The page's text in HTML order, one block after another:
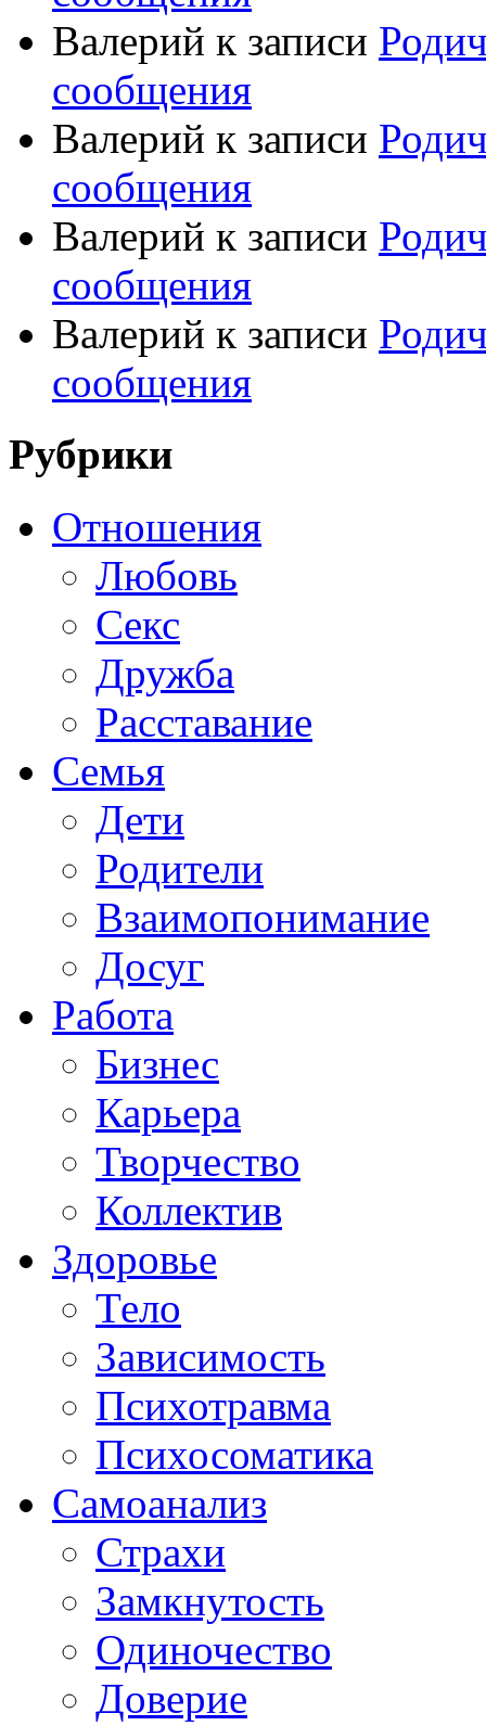
Валерий к записи
сообщения
Валерий к записи
сообщения
Валерий к записи
сообщения
Валерий к записи
сообщения
Рубрики
Отношения
Любовь
Секс
Дружба
Расставание
Семья
Дети
Родители
Взаимопонимание
Досуг
Работа
Бизнес
Карьера
Творчество
Коллектив
Здоровье
Тело
Зависимость
Психотравма
Психосоматика
Самоанализ
Страхи
Замкнутость
Одиночество
Доверие